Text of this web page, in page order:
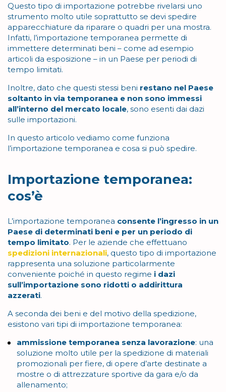
Questo tipo di importazione potrebbe rivelarsi uno
strumento molto utile soprattutto se devi spedire
apparecchiature da riparare o quadri per una mostra.
Infatti, l’importazione temporanea permette di
immettere determinati beni – come ad esempio
articoli da esposizione – in un Paese per periodi di
tempo limitati.
Inoltre, dato che questi stessi beni restano nel Paese
soltanto in via temporanea e non sono immessi
all’interno del mercato locale, sono esenti dai dazi
sulle importazioni.
In questo articolo vediamo come funziona
l’importazione temporanea e cosa si può spedire.
Importazione temporanea:
cos’è
L’importazione temporanea consente l’ingresso in un
Paese di determinati beni e per un periodo di
tempo limitato. Per le aziende che effettuano
spedizioni internazionali, questo tipo di importazione
rappresenta una soluzione particolarmente
conveniente poiché in questo regime i dazi
sull’importazione sono ridotti o addirittura
azzerati.
A seconda dei beni e del motivo della spedizione,
esistono vari tipi di importazione temporanea:
ammissione temporanea senza lavorazione: una
soluzione molto utile per la spedizione di materiali
promozionali per fiere, di opere d’arte destinate a
mostre o di attrezzature sportive da gara e/o da
allenamento;